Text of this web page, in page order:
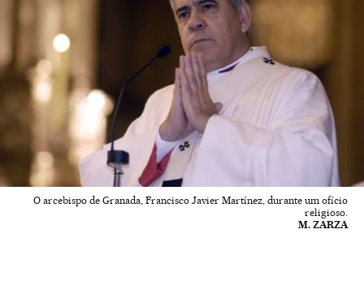
O arcebispo de Granada, Francisco Javier Martínez, durante um ofício
religioso.
M. ZARZA